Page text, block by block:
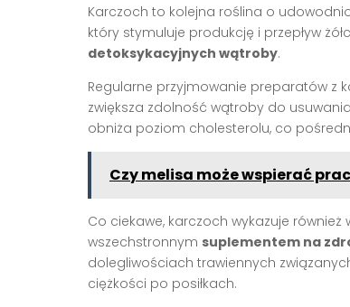
Karczoch to kolejna roślina o
który stymuluje produkcję i przepływ
detoksykacyjnych wątroby.
Regularne przyjmowanie preparatów z
zwiększa zdolność wątroby do
obniża poziom cholesterolu, co
Czy melisa może wspierać
Co ciekawe, karczoch wykazuje
wszechstronnym suplementem na
dolegliwościach trawiennych
ciężkości po posiłkach.